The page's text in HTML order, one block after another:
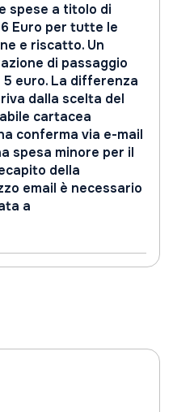
spese a titolo di
Euro per tutte le
e riscatto. Un
di passaggio
euro. La differenza
dalla scelta del
cartacea
conferma via e-mail
spesa minore per il
della
email è necessario
a